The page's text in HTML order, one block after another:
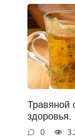
Травяной
здоровья.
0